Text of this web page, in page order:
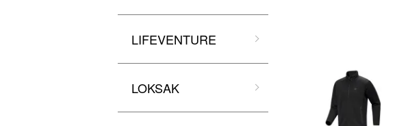
LIFEVENTURE
LOKSAK